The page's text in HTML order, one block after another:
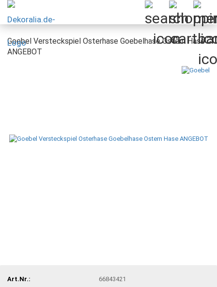
Goebel Versteckspiel Osterhase Goebelhase Ostern Hase
ANGEBOT
Art.Nr.:
66843421